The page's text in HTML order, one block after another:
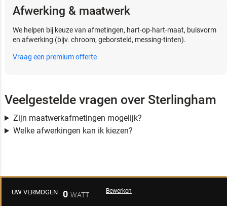
Afwerking & maatwerk
We helpen bij keuze van afmetingen, hart-op-hart-maat, buisvorm
en afwerking (bijv. chroom, geborsteld, messing-tinten).
Vraag een premium offerte
Veelgestelde vragen over Sterlingham
Zijn maatwerkafmetingen mogelijk?
Welke afwerkingen kan ik kiezen?
UW VERMOGEN 0 Bewerken